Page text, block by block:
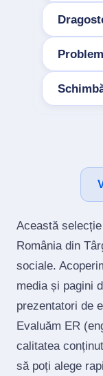
Această
România din
sociale.
media și pagini
prezentatori de
Evaluăm ER
calitatea
să poți alege